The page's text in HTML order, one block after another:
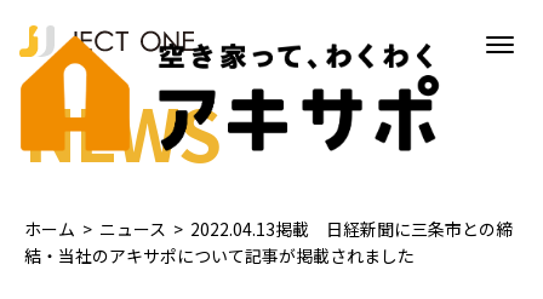
NEWS
ホーム > ニュース > 2022.04.13掲載 日経新聞に三条市との締
結・当社のアキサポについて記事が掲載されました